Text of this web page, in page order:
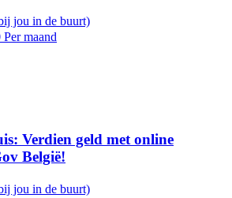
jou in de buurt)
maand
Verdien geld met online
België!
jou in de buurt)